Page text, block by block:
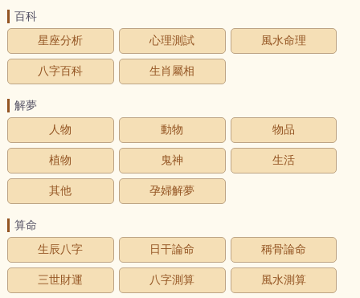
百科
星座分析
心理測試 風水命理
八字百科 生肖屬相
解夢
人物
動物 物品
植物 鬼神 生活
其他 孕婦解夢
算命
生辰八字
日干論命 稱骨論命
三世財運 八字測算 風水測算